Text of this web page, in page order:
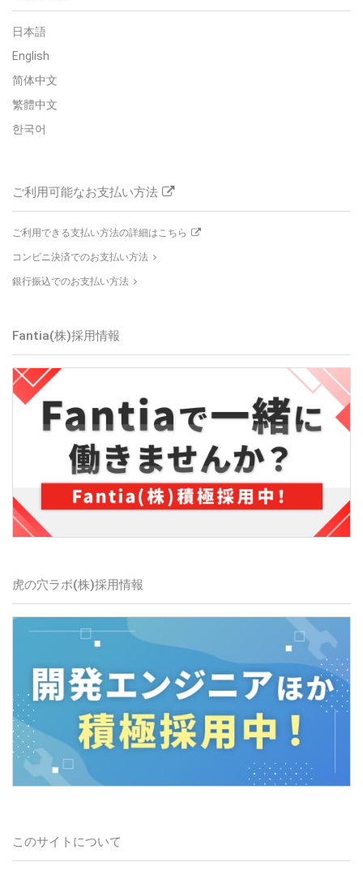
日本語
English
简体中文
繁體中文
한국어
ご利用可能なお支払い方法
ご利用できる支払い方法の詳細はこちら
コンビニ決済でのお支払い方法
銀行振込でのお支払い方法
Fantia(株)採用情報
虎の穴ラボ(株)採用情報
このサイトについて